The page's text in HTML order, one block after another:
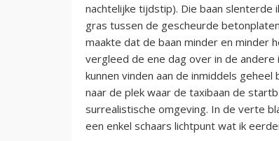
nachtelijke tijdstip). Die baan
gras tussen de gescheurde
maakte dat de baan minder en minder
vergleed de ene dag over in de
kunnen vinden aan de inmiddels
naar de plek waar de taxibaan de
surrealistische omgeving. In de verte
een enkel schaars lichtpunt wat ik